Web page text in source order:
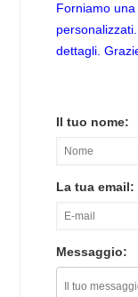
Forniamo
dettagli.
Il tuo nome:
La tua email:
Messaggio: